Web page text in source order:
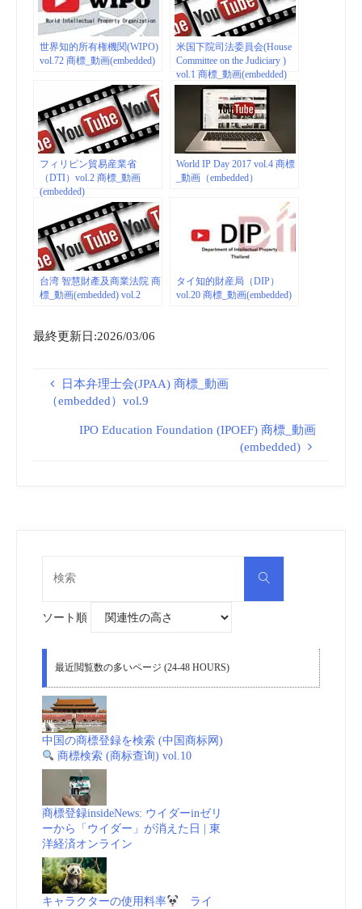
世界知的所有権機関(WIPO)
vol.72 商標_動画(embedded)
米国下院司法委員会(House
Committee on the Judiciary )
vol.1 商標_動画(embedded)
フィリピン貿易産業省
（DTI）vol.2 商標_動画
(embedded)
World IP Day 2017 vol.4 商標
_動画（embedded）
台湾 智慧財產及商業法院 商
標_動画(embedded) vol.2
タイ知的財産局（DIP）
vol.20 商標_動画(embedded)
最終更新日:2026/03/06
日本弁理士会(JPAA) 商標_動画
（embedded）vol.9
IPO Education Foundation (IPOEF) 商標_動画
(embedded)
検
ソート順
最近閲覧数の多いページ (24-48 HOURS)
中国の商標登録を検索 (中国商标网)
商標検索 (商标查询) vol.10
商標登録insideNews: ウイダーinゼリ
ーから「ウイダー」が消えた日 | 東
洋経済オンライン
キャラクターの使用料率
ライ